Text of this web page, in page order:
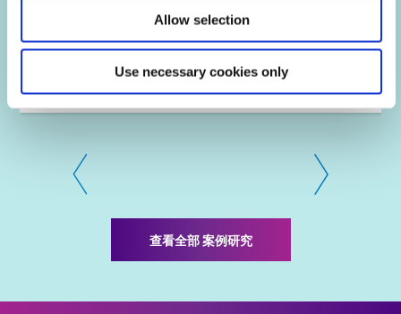
Allow selection
Use necessary cookies only
航空航天改进PCB掩膜工艺
查看全部 案例研究